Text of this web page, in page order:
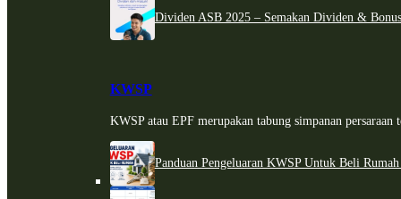
Dividen ASB 2025 – Semakan Dividen &
KWSP
KWSP atau EPF merupakan tabung simpanan persaraan
Panduan Pengeluaran KWSP Untuk Beli